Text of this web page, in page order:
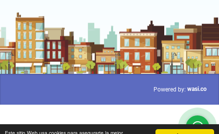
Powered by: wasi.co